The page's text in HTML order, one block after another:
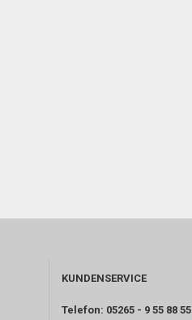
KUNDENSERVICE
Telefon: 05265 - 9 55 88 55